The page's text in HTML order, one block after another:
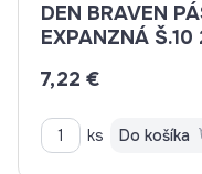
DEN BRAVEN
EXPANZNÁ
7,22 €
ks Do košíka